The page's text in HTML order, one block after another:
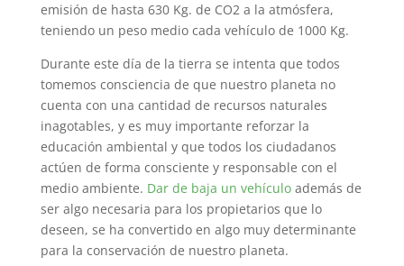
emisión de hasta 630 Kg. de CO2 a la atmósfera,
teniendo un peso medio cada vehículo de 1000 Kg.
Durante este día de la tierra se intenta que todos
tomemos consciencia de que nuestro planeta no
cuenta con una cantidad de recursos naturales
inagotables, y es muy importante reforzar la
educación ambiental y que todos los ciudadanos
actúen de forma consciente y responsable con el
medio ambiente. Dar de baja un vehículo además de
ser algo necesaria para los propietarios que lo
deseen, se ha convertido en algo muy determinante
para la conservación de nuestro planeta.